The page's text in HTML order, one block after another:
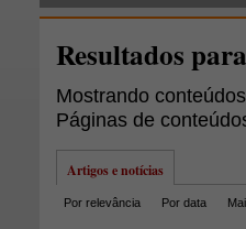
Resultados
Mostrando
Páginas de
Artigos e notícias
Por relevância Por data